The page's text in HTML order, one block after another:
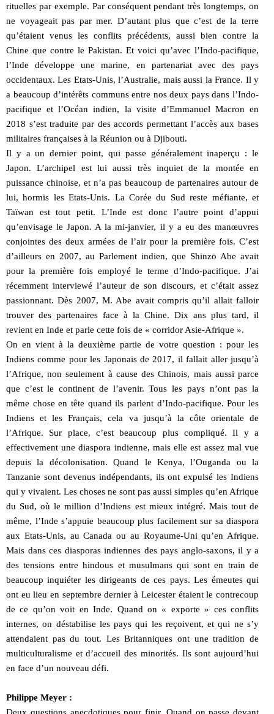
rituelles par exemple. Par conséquent pendant très longtemps, on
ne voyageait pas par mer. D’autant plus que c’est de la terre
qu’étaient venus les conflits précédents, aussi bien contre la
Chine que contre le Pakistan. Et voici qu’avec l’Indo-pacifique,
l’Inde développe une marine, en partenariat avec des pays
occidentaux. Les Etats-Unis, l’Australie, mais aussi la France. Il y
a beaucoup d’intérêts communs entre nos deux pays dans l’Indo-
pacifique et l’Océan indien, la visite d’Emmanuel Macron en
2018 s’est traduite par des accords permettant l’accès aux bases
militaires françaises à la Réunion ou à Djibouti.
Il y a un dernier point, qui passe généralement inaperçu : le
Japon. L’archipel est lui aussi très inquiet de la montée en
puissance chinoise, et n’a pas beaucoup de partenaires autour de
lui, hormis les Etats-Unis. La Corée du Sud reste méfiante, et
Taïwan est tout petit. L’Inde est donc l’autre point d’appui
qu’envisage le Japon. A la mi-janvier, il y a eu des manœuvres
conjointes des deux armées de l’air pour la première fois. C’est
d’ailleurs en 2007, au Parlement indien, que Shinzō Abe avait
pour la première fois employé le terme d’Indo-pacifique. J’ai
récemment interviewé l’auteur de son discours, et c’était assez
passionnant. Dès 2007, M. Abe avait compris qu’il allait falloir
trouver des partenaires face à la Chine. Dix ans plus tard, il
revient en Inde et parle cette fois de « corridor Asie-Afrique ».
On en vient à la deuxième partie de votre question : pour les
Indiens comme pour les Japonais de 2017, il fallait aller jusqu’à
l’Afrique, non seulement à cause des Chinois, mais aussi parce
que c’est le continent de l’avenir. Tous les pays n’ont pas la
même chose en tête quand ils parlent d’Indo-pacifique. Pour les
Indiens et les Français, cela va jusqu’à la côte orientale de
l’Afrique. Sur place, c’est beaucoup plus compliqué. Il y a
effectivement une diaspora indienne, mais elle est assez mal vue
depuis la décolonisation. Quand le Kenya, l’Ouganda ou la
Tanzanie sont devenus indépendants, ils ont expulsé les Indiens
qui y vivaient. Les choses ne sont pas aussi simples qu’en Afrique
du Sud, où le million d’Indiens est mieux intégré. Mais tout de
même, l’Inde s’appuie beaucoup plus facilement sur sa diaspora
aux Etats-Unis, au Canada ou au Royaume-Uni qu’en Afrique.
Mais dans ces diasporas indiennes des pays anglo-saxons, il y a
des tensions entre hindous et musulmans qui sont en train de
beaucoup inquiéter les dirigeants de ces pays. Les émeutes qui
ont eu lieu en septembre dernier à Leicester étaient le contrecoup
de ce qu’on voit en Inde. Quand on « exporte » ces conflits
internes, on déstabilise les pays qui les reçoivent, et qui ne s’y
attendaient pas du tout. Les Britanniques ont une tradition de
multiculturalisme et d’accueil des minorités. Ils sont aujourd’hui
en face d’un nouveau défi.
Philippe Meyer :